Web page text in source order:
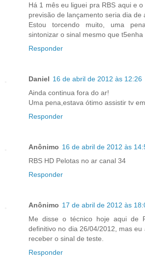
Há 1 mês eu liguei pra RBS aqui e
previsão de lançamento seria dia de
Estou torcendo muito, uma
sintonizar o sinal mesmo que t5enha
Responder
Daniel 16 de abril de 2012 às 12:26
Ainda continua fora do ar!
Uma pena,estava ótimo assistir tv
Responder
Anônimo 16 de abril de 2012 às
RBS HD Pelotas no ar canal 34
Responder
Anônimo 17 de abril de 2012 às
Me disse o técnico hoje aqui de
definitivo no dia 26/04/2012, mas
receber o sinal de teste.
Responder